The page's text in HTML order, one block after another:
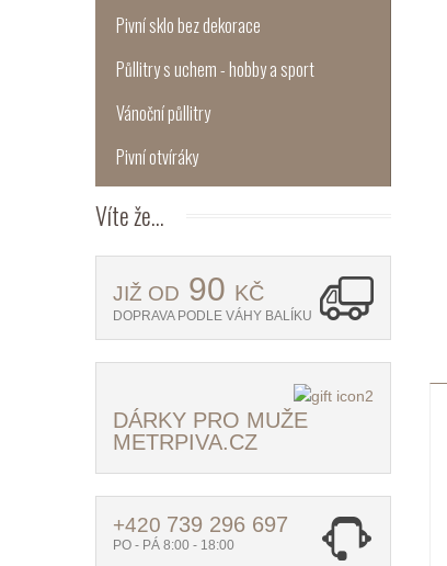
Pivní sklo bez dekorace
Půllitry s uchem - hobby a sport
Vánoční půllitry
Pivní otvíráky
Víteže...
JIŽ OD 90 KČ
DOPRAVA PODLE VÁHY BALÍKU
DÁRKY PRO MUŽE
METRPIVA.CZ
+420 739 296 697
PO - PÁ 8:00 - 18:00